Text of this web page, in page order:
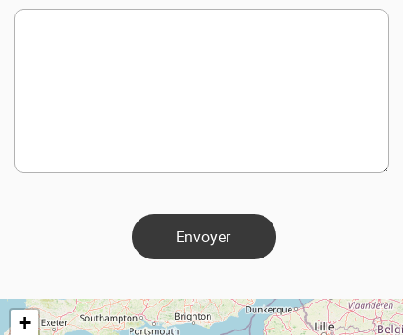
Envoyer
+